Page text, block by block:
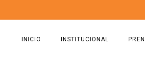
INICIO INSTITUCIONAL